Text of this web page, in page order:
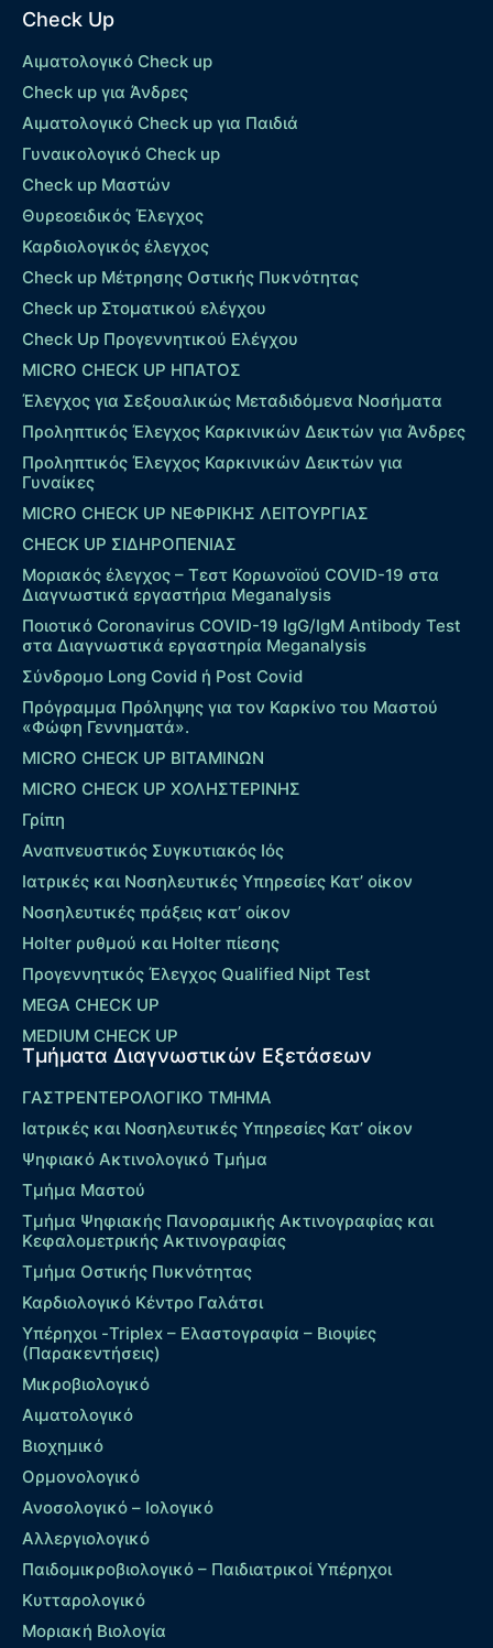
Check Up
Αιματολογικό Check up
Check up για Άνδρες
Αιματολογικό Check up για Παιδιά
Γυναικολογικό Check up
Check up Μαστών
Θυρεοειδικός Έλεγχος
Καρδιολογικός έλεγχος
Check up Mέτρησης Οστικής Πυκνότητας
Check up Στοματικού ελέγχου
Check Up Προγεννητικού Ελέγχου
MICRO CHECK UP HΠΑΤΟΣ
Έλεγχος για Σεξουαλικώς Μεταδιδόμενα Νοσήματα
Προληπτικός Έλεγχος Καρκινικών Δεικτών για Άνδρες
Προληπτικός Έλεγχος Καρκινικών Δεικτών για
Γυναίκες
MICRO CHECK UP ΝΕΦΡΙΚΗΣ ΛΕΙΤΟΥΡΓΙΑΣ
CHECK UP ΣΙΔΗΡΟΠΕΝΙΑΣ
Μοριακός έλεγχος – Τεστ Κορωνοϊού COVID-19 στα
Διαγνωστικά εργαστήρια Meganalysis
Ποιοτικό Coronavirus COVID-19 IgG/IgM Antibody Test
στα Διαγνωστικά εργαστηρία Meganalysis
Σύνδρομο Long Covid ή Post Covid
Πρόγραμμα Πρόληψης για τον Καρκίνο του Μαστού
«Φώφη Γεννηματά».
MICRO CHECK UP ΒΙΤΑΜΙΝΩΝ
MICRO CHECK UP ΧΟΛΗΣΤΕΡΙΝΗΣ
Γρίπη
Αναπνευστικός Συγκυτιακός Ιός
Ιατρικές και Νοσηλευτικές Υπηρεσίες Κατ’ οίκον
Νοσηλευτικές πράξεις κατ’ οίκον
Holter ρυθμού και Holter πίεσης
Προγεννητικός Έλεγχος Qualified Nipt Test
MEGA CHECK UP
MEDIUM CHECK UP
Τμήματα Διαγνωστικών Εξετάσεων
ΓΑΣΤΡΕΝΤΕΡΟΛΟΓΙΚΟ ΤΜΗΜΑ
Ιατρικές και Νοσηλευτικές Υπηρεσίες Κατ’ οίκον
Ψηφιακό Ακτινολογικό Τμήμα
Τμήμα Μαστού
Τμήμα Ψηφιακής Πανοραμικής Ακτινογραφίας και
Κεφαλομετρικής Ακτινογραφίας
Τμήμα Οστικής Πυκνότητας
Καρδιολογικό Κέντρο Γαλάτσι
Υπέρηχοι -Triplex – Eλαστογραφία – Βιοψίες
(Παρακεντήσεις)
Μικροβιολογικό
Αιματολογικό
Βιοχημικό
Ορμονολογικό
Ανοσολογικό – Ιολογικό
Αλλεργιολογικό
Παιδομικροβιολογικό – Παιδιατρικοί Υπέρηχοι
Κυτταρολογικό
Μοριακή Βιολογία